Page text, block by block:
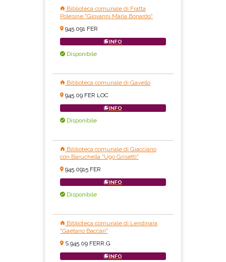
Biblioteca comunale di Fratta
Polesine "Giovanni Maria Bonardo"
945.091 FER
INFO
Disponibile
Biblioteca comunale di Gavello
945.09 FER LOC
INFO
Disponibile
Biblioteca comunale di Giacciano
con Baruchella "Ugo Grisetti"
945.0915 FER
INFO
Disponibile
Biblioteca comunale di Lendinara
"Gaetano Baccari"
S.945.09 FERR.G
INFO